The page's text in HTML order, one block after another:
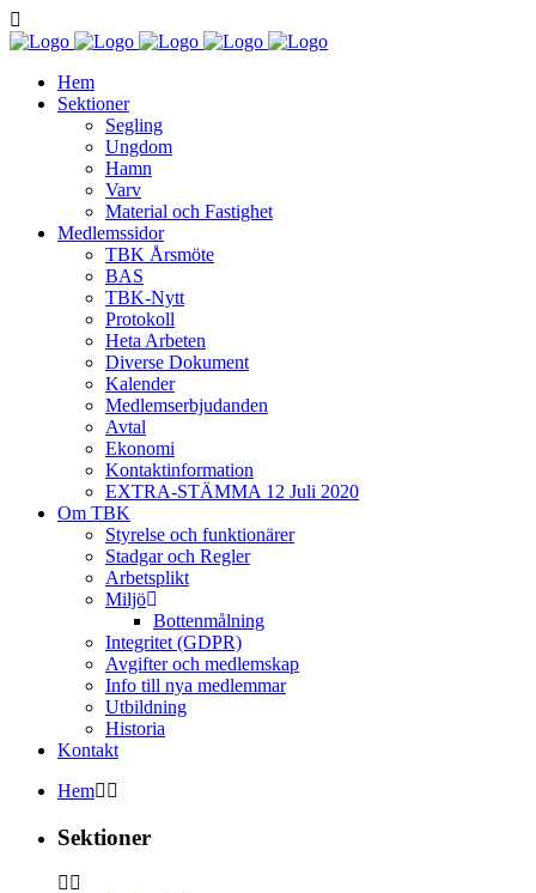
Hem
Sektioner
Segling
Ungdom
Hamn
Varv
Material och Fastighet
Medlemssidor
TBK Årsmöte
BAS
TBK-Nytt
Protokoll
Heta Arbeten
Diverse Dokument
Kalender
Medlemserbjudanden
Avtal
Ekonomi
Kontaktinformation
EXTRA-STÄMMA 12 Juli 2020
Om TBK
Styrelse och funktionärer
Stadgar och Regler
Arbetsplikt
Miljö
Bottenmålning
Integritet (GDPR)
Avgifter och medlemskap
Info till nya medlemmar
Utbildning
Historia
Kontakt
Hem
Sektioner